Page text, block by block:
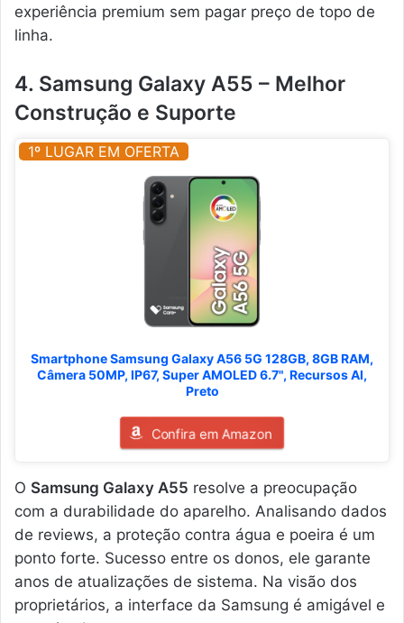
experiência premium sem pagar preço de topo de
linha.
4. Samsung Galaxy A55 – Melhor
Construção e Suporte
1º LUGAR EM OFERTA
Smartphone Samsung Galaxy A56 5G 128GB, 8GB RAM,
Câmera 50MP, IP67, Super AMOLED 6.7", Recursos AI,
Preto
Confira em Amazon
O Samsung Galaxy A55 resolve a preocupação
com a durabilidade do aparelho. Analisando dados
de reviews, a proteção contra água e poeira é um
ponto forte. Sucesso entre os donos, ele garante
anos de atualizações de sistema. Na visão dos
proprietários, a interface da Samsung é amigável e